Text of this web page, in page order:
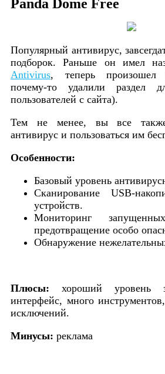
Panda Dome Free
Популярный антивирус,
подборок. Раньше он имел
Antivirus, теперь произошел
почему-то удалили раздел
пользователей с сайта).
Тем не менее, вы все
антивирус и пользоваться им
Особенности:
Базовый уровень
Сканирование USB-
устройств.
Мониторинг
предотвращение особо
Обнаружение
Плюсы: хороший уровень
интерфейс, много
исключений.
Минусы: реклама